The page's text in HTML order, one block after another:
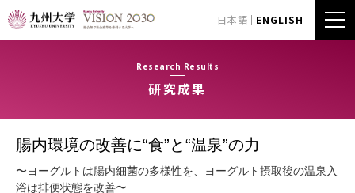
日本語 ENGLISH
Research Results
研究成果
腸内環境の改善に“食”と“温泉”の力
〜ヨーグルトは腸内細菌の多様性を、ヨーグルト摂取後の温泉入
浴は排便状態を改善〜